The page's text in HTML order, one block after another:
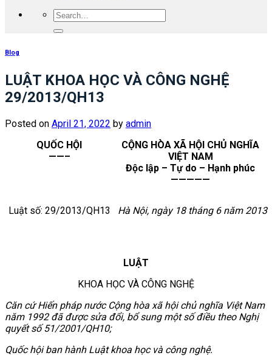
Blog
LUẬT KHOA HỌC VÀ CÔNG NGHỆ
29/2013/QH13
Posted on April 21, 2022 by admin
QUỐC HỘI
——–
CỘNG HÒA XÃ HỘI CHỦ NGHĨA
VIỆT NAM
Độc lập – Tự do – Hạnh phúc
—————
Luật số: 29/2013/QH13 Hà Nội, ngày 18 tháng 6 năm 2013
LUẬT
KHOA HỌC VÀ CÔNG NGHỆ
Căn cứ Hiến pháp nước Cộng hòa xã hội chủ nghĩa Việt Nam
năm 1992 đã được sửa đổi, bổ sung một số điều theo Nghị
quyết số 51/2001/QH10;
Quốc hội ban hành Luật khoa học và công nghệ.